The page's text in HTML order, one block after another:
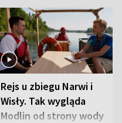
Rejs u zbiegu Narwi i
Wisły. Tak wygląda
Modlin od strony wody